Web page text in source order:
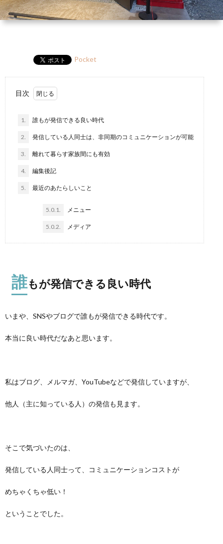
演
Pocket
目次
1. 誰もが発信できる良い時代
2. 発信している人同士は、非同期のコミュニケーションが可能
3. 離れて暮らす家族間にも有効
4. 編集後記
5. 最近のあたらしいこと
5.0.1. メニュー
5.0.2. メディア
誰もが発信できる良い時代
いまや、SNSやブログで誰もが発信できる時代です。
本当に良い時代だなあと思います。
私はブログ、メルマガ、YouTubeなどで発信していますが、
他人（主に知っている人）の発信も見ます。
そこで気づいたのは、
発信している人同士って、コミュニケーションコストが
めちゃくちゃ低い！
ということでした。